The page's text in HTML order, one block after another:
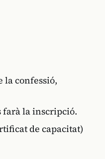
la confessió,
farà la inscripció.
de capacitat)